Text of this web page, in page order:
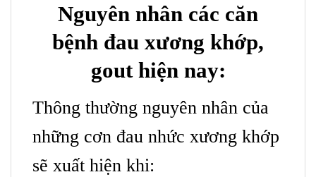
Nguyên nhân các căn
bệnh đau xương khớp,
gout hiện nay:
Thông thường nguyên nhân của
những cơn đau nhức xương khớp
sẽ xuất hiện khi: